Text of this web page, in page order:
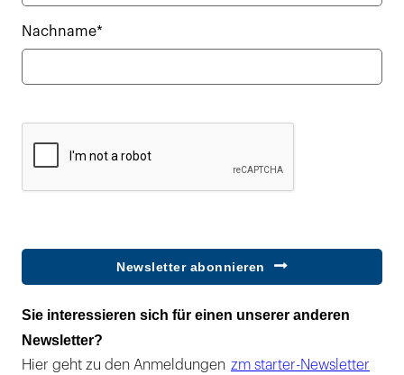
Nachname*
Newsletter abonnieren
Sie interessieren sich für einen unserer anderen
Newsletter?
Hier geht zu den Anmeldungen zm starter-Newsletter